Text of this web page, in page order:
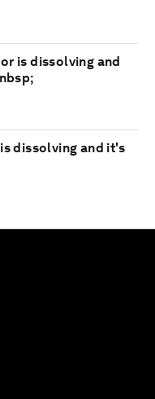
is dissolving and
dissolving and it's